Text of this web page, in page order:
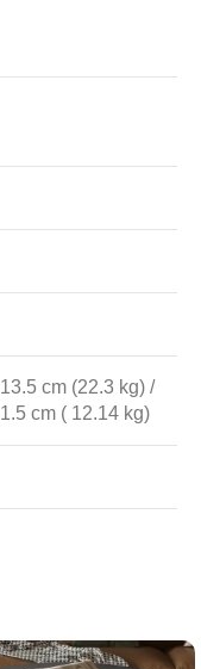
cm (22.3 kg) /
cm ( 12.14 kg)